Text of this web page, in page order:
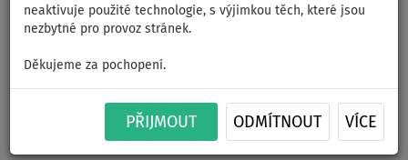
neaktivuje použité technologie, s výjimkou těch, které jsou
nezbytné pro provoz stránek.
Děkujeme za pochopení.
PŘIJMOUT ODMÍTNOUT VÍCE
Neoprenové boty do vody
COOL Skin 3 Blue - velikost: 36
Next